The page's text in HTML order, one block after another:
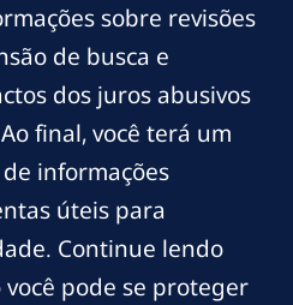
sobre revisões
de busca e
dos juros abusivos
final, você terá um
informações
úteis para
Continue lendo
pode se proteger